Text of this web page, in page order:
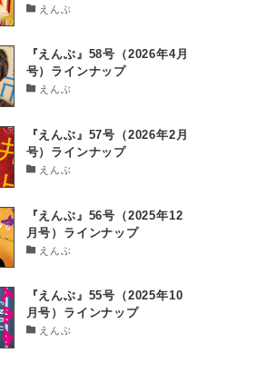
えんぶ
『えんぶ』58号（2026年4月
号）ラインナップ
えんぶ
『えんぶ』57号（2026年2月
号）ラインナップ
えんぶ
『えんぶ』56号（2025年12
月号）ラインナップ
えんぶ
『えんぶ』55号（2025年10
月号）ラインナップ
えんぶ